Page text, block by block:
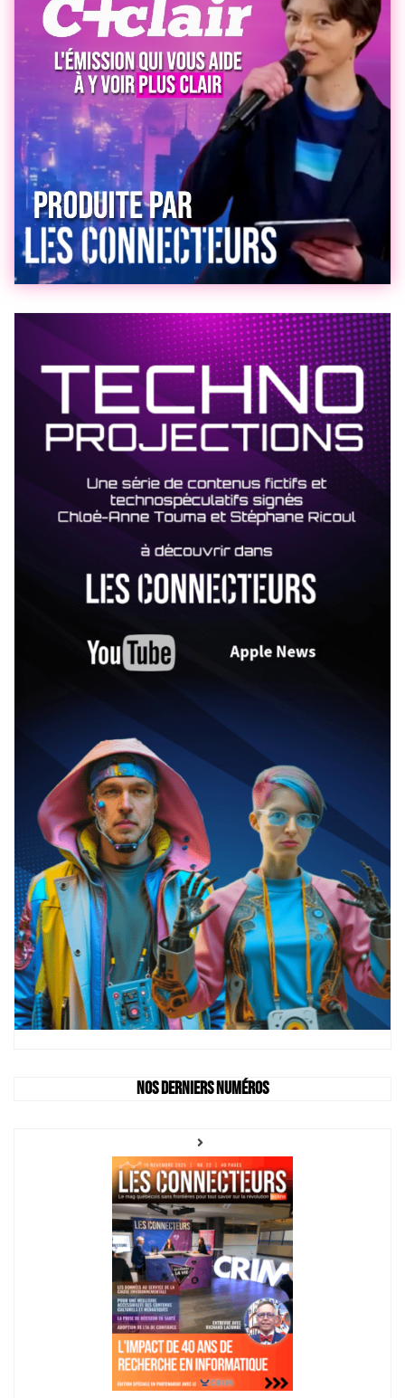
Nos derniers numéros